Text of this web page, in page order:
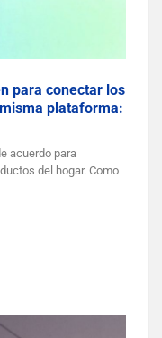
para conectar los
plataforma:
acuerdo para
del hogar. Como